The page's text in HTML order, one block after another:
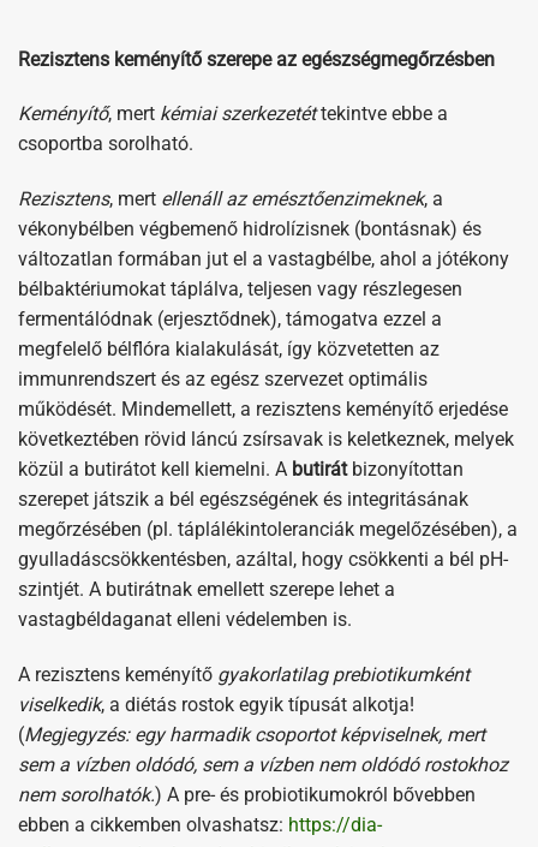
Rezisztens keményítő szerepe az egészségmegőrzésben
Keményítő, mert kémiai szerkezetéttekintve ebbe a
csoportba sorolható.
Rezisztens, mert ellenáll az emésztőenzimeknek, a
vékonybélben végbemenő hidrolízisnek (bontásnak) és
változatlan formában jut el a vastagbélbe, ahol a jótékony
bélbaktériumokat táplálva, teljesen vagy részlegesen
fermentálódnak (erjesztődnek), támogatva ezzel a
megfelelő bélflóra kialakulását, így közvetetten az
immunrendszert és az egész szervezet optimális
működését. Mindemellett, a rezisztens keményítő erjedése
következtében rövid láncú zsírsavak is keletkeznek, melyek
közül a butirátot kell kiemelni. A butirátbizonyítottan
szerepet játszik a bél egészségének és integritásának
megőrzésében (pl. táplálékintoleranciák megelőzésében), a
gyulladáscsökkentésben, azáltal, hogy csökkenti a bél pH-
szintjét. A butirátnak emellett szerepe lehet a
vastagbéldaganat elleni védelemben is.
A rezisztens keményítő gyakorlatilag prebiotikumként
viselkedik, a diétás rostok egyik típusát alkotja!
(Megjegyzés: egy harmadik csoportot képviselnek, mert
sem a vízben oldódó, sem a vízben nem oldódó rostokhoz
nem sorolhatók.) A pre- és probiotikumokról bővebben
ebben a cikkemben olvashatsz: https://dia-